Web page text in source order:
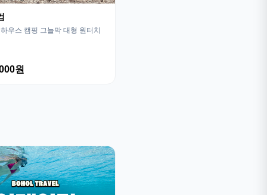
우스 캠핑 그늘막 대형 원터치
원